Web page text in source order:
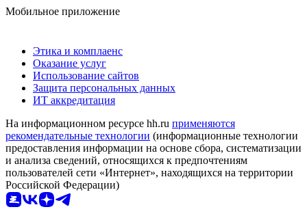
Мобильное приложение
Этика и комплаенс
Оказание услуг
Использование сайтов
Защита персональных данных
ИТ аккредитация
На информационном ресурсе hh.ru применяются
рекомендательные технологии (информационные технологии
предоставления информации на основе сбора, систематизации
и анализа сведений, относящихся к предпочтениям
пользователей сети «Интернет», находящихся на территории
Российской Федерации)